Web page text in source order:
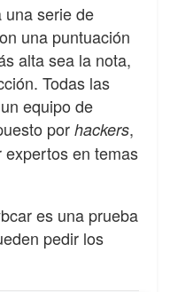
una serie de
una puntuación
alta sea la nota,
Todas las
equipo de
por hackers,
expertos en temas
es una prueba
pedir los